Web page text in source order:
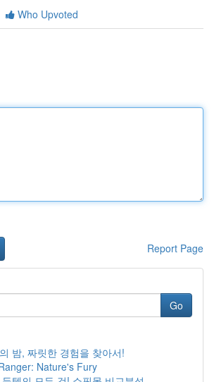
Who Upvoted
Report Page
Go
밤, 짜릿한 경험을 찾아서!
Nature's Fury